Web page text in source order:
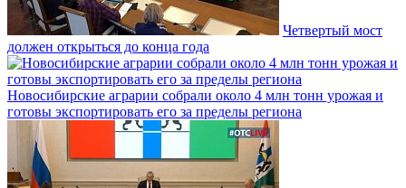
Четвертый мост
должен открыться до конца года
Новосибирские аграрии собрали около 4 млн тонн урожая и
готовы экспортировать его за пределы региона